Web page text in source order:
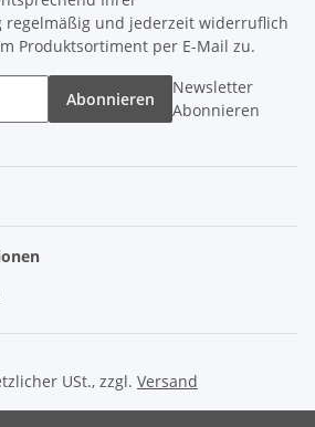
regelmäßig und jederzeit widerruflich
Produktsortiment per E-Mail zu.
Abonnieren
Newsletter
Abonnieren
USt., zzgl. Versand